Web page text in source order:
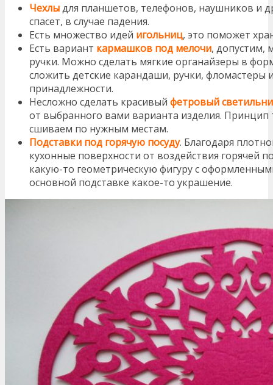
Чехлыдля планшетов, телефонов, наушников и
спасет, в случае падения.
Есть множество идей игольниц, это поможет
Есть вариант кармашков под мелочи, допустим,
ручки. Можно сделать мягкие органайзеры в
сложить детские карандаши, ручки, фломастеры
принадлежности.
Несложно сделать красивый фетровый
от выбранного вами варианта изделия. Принцип
сшиваем по нужным местам.
Подставки под горячую посуду. Благодаря
кухонные поверхности от воздействия горячей
какую-то геометрическую фигуру с
основной подставке какое-то украшение.